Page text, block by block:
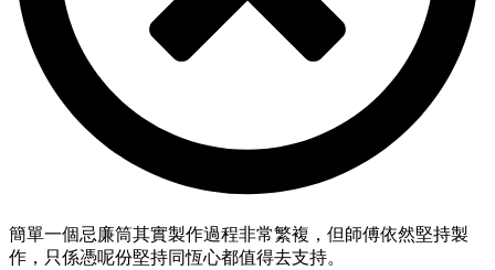
簡單一個忌廉筒其實製作過程非常繁複，但師傅依然堅持製
作，只係憑呢份堅持同恆心都值得去支持。